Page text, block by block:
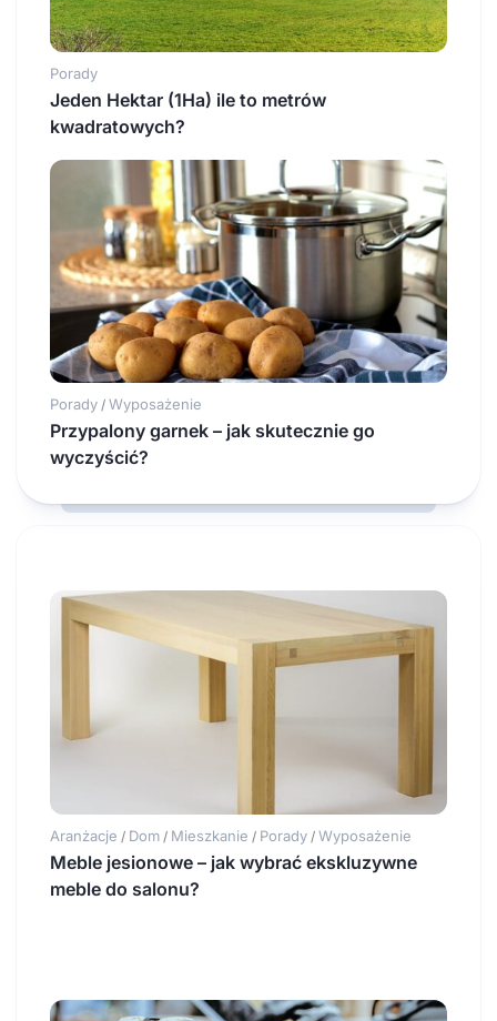
Porady
Jeden Hektar (1Ha) ile to metrów
kwadratowych?
Porady / Wyposażenie
Przypalony garnek – jak skutecznie go
wyczyścić?
Aranżacje / Dom / Mieszkanie / Porady / Wyposażenie
Meble jesionowe – jak wybrać ekskluzywne
meble do salonu?